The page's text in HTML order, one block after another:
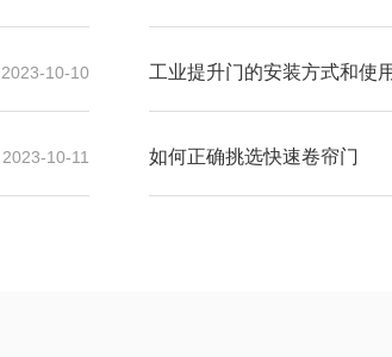
2023-10-10 工业提升门的安装方式和使
2023-10-11 如何正确挑选快速卷帘门